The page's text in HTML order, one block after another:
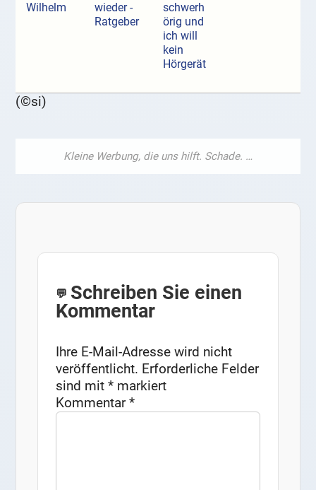
Wilhelm
wieder -
Ratgeber
schwerh
örig und
ich will
kein
Hörgerät
(©si)
Schreiben Sie einen
Kommentar
Ihre E-Mail-Adresse wird nicht
veröffentlicht. Erforderliche Felder
sind mit* markiert
Kommentar*